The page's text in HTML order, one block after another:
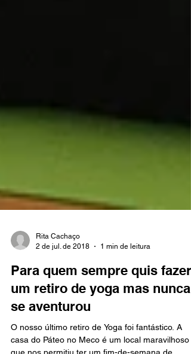
2 de jul. de 2018
1 min de leitura
Para quem sempre quis fazer
um retiro de yoga mas nunca
se aventurou
O nosso último retiro de Yoga foi fantástico. A